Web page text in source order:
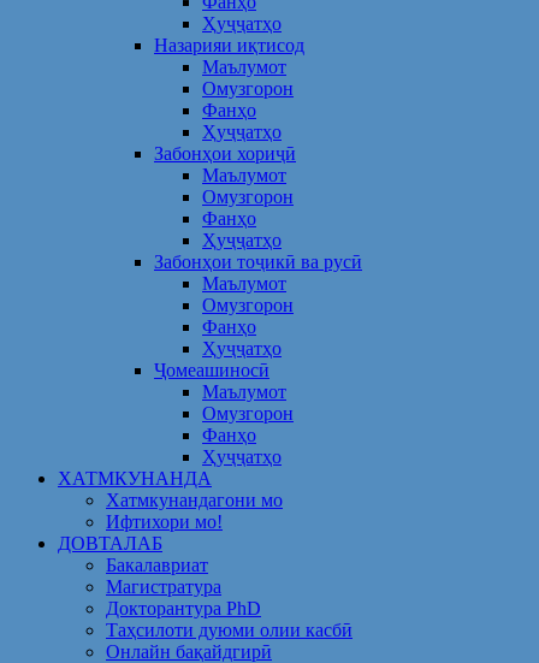
Ҳуҷҷатҳо
Назарияи иқтисод
Маълумот
Омузгорон
Фанҳо
Ҳуҷҷатҳо
Забонҳои хориҷӣ
Маълумот
Омузгорон
Фанҳо
Ҳуҷҷатҳо
Забонҳои тоҷикӣ ва русӣ
Маълумот
Омузгорон
Фанҳо
Ҳуҷҷатҳо
Ҷомеашиносӣ
Маълумот
Омузгорон
Фанҳо
Ҳуҷҷатҳо
ХАТМКУНАНДА
Хатмкунандагони мо
Ифтихори мо!
ДОВТАЛАБ
Бакалавриат
Магистратура
Докторантура PhD
Таҳсилоти дуюми олии касбӣ
Онлайн бақайдгирӣ